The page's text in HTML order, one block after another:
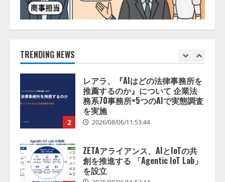
TRENDING NEWS
2
レアラ、『AIはどの法律事務所を
推薦するのか』について 企業法
2026/08/06/11:53:44
3
ZETAアライアンス、AIとIoTの共
創を推進する 「Agentic IoT Lab」
を設立
2026/08/06/11:53:44
PeopleX、『AI面接の教科書——
人と人がより良く出会うための使
い方』の刊行予定を公開